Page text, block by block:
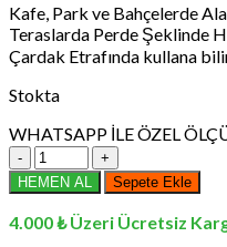
₺12.750,00.fiyat:
Kafe, Park ve Bahçelerde
Teraslarda Perde Şeklinde
Çardak Etrafında kullana
Stokta
WHATSAPP İLE ÖZEL
340
x
500
cm
HEMEN AL Sepete Ekle
4.000 ₺ Üzeri Ücretsiz